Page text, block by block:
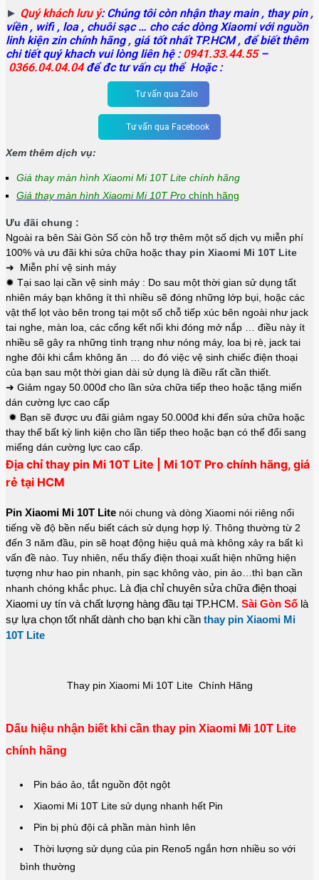
► Quý khách lưu ý: Chúng tôi còn nhận thay main, thay pin ,
viền , wifi , loa , chuôi sạc … cho các dòng Xiaomi với nguồn
linh kiện zin chính hãng , giá tốt nhất TP.HCM , để biết thêm
chi tiết quý khach vui lòng liên hệ :0941.33.44.55–
0366.04.04.04để đc tư vấn cụ thể Hoặc :
Tư vấn qua Zalo
Tư vấn qua Facebook
Xem thêm dịch vụ:
Giá thay màn hình Xiaomi Mi 10T Lite chính hãng
Giá thay màn hình Xiaomi Mi 10T Pro chính hãng
Ưu đãi chung :
Ngoài ra bên Sài Gòn Số còn hỗ trợ thêm một số dịch vụ miễn phí
100% và ưu đãi khi sửa chữa hoặc thay pin Xiaomi Mi 10T Lite
➜ Miễn phí vệ sinh máy
✹ Tại sao lại cần vệ sinh máy : Do sau một thời gian sử dụng tất
nhiên máy bạn không ít thì nhiều sẽ đóng những lớp bụi, hoặc các
vật thể lọt vào bên trong tại một số chỗ tiếp xúc bên ngoài như jack
tai nghe, màn loa, các cổng kết nối khi đóng mở nắp … điều này ít
nhiều sẽ gây ra những tình trạng như nóng máy, loa bị rè, jack tai
nghe đôi khi cắm không ăn … do đó việc vệ sinh chiếc điện thoại
của bạn sau một thời gian dài sử dụng là điều rất cần thiết.
➜ Giảm ngay 50.000đ cho lần sửa chữa tiếp theo hoặc tặng miến
dán cường lực cao cấp
✹ Bạn sẽ được ưu đãi giảm ngay 50.000đ khi đến sửa chữa hoặc
thay thế bất kỳ linh kiện cho lần tiếp theo hoặc bạn có thể đổi sang
miếng dán cường lực cao cấp.
Địa chỉ thay pin Mi 10T Lite | Mi 10T Pro chính hãng, giá
rẻ tại HCM
Pin Xiaomi Mi 10T Lite nói chung và dòng Xiaomi nói riêng nổi
tiếng về độ bền nếu biết cách sử dụng hợp lý. Thông thường từ 2
đến 3 năm đầu, pin sẽ hoạt động hiệu quả mà không xảy ra bất kì
vấn đề nào. Tuy nhiên, nếu thấy điện thoại xuất hiện những hiện
tượng như hao pin nhanh, pin sạc không vào, pin ảo…thì bạn cần
nhanh chóng khắc phục. Là địa chỉ chuyên sửa chữa điện thoại
Xiaomi uy tín và chất lượng hàng đầu tại TP.HCM. Sài Gòn Số là
sự lựa chọn tốt nhất dành cho bạn khi cần thay pin Xiaomi Mi
10T Lite
Thay pin Xiaomi Mi 10T Lite Chính Hãng
Dấu hiệu nhận biết khi cần thay pin Xiaomi Mi 10T Lite
chính hãng
Pin báo ảo, tắt nguồn đột ngột
Xiaomi Mi 10T Lite sử dụng nhanh hết Pin
Pin bị phù đội cả phần màn hình lên
Thời lượng sử dụng của pin Reno5 ngắn hơn nhiều so với
bình thường